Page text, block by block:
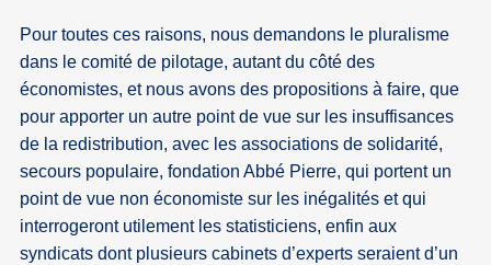
Pour toutes ces raisons, nous demandons le pluralisme
dans le comité de pilotage, autant du côté des
économistes, et nous avons des propositions à faire, que
pour apporter un autre point de vue sur les insuffisances
de la redistribution, avec les associations de solidarité,
secours populaire, fondation Abbé Pierre, qui portent un
point de vue non économiste sur les inégalités et qui
interrogeront utilement les statisticiens, enfin aux
syndicats dont plusieurs cabinets d’experts seraient d’un